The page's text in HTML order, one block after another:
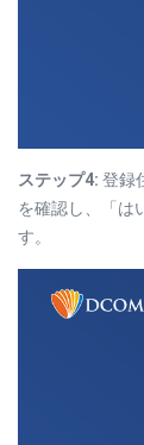
ステップ4: 登録
を確認し、「は
す。